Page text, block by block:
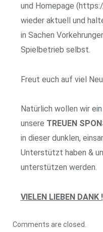
und Homepage
wieder aktuell und
in Sachen
Spielbetrieb selbst.
Freut euch auf viel
Natürlich wollen wir
unsere TREUEN
in dieser dunklen,
Unterstützt haben &
unterstützen werden.
VIELEN LIEBEN DANK !
Comments are closed.